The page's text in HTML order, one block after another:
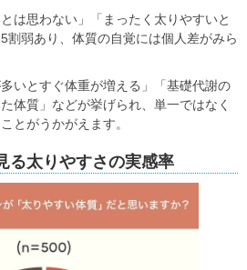
は思わない」「まったく太りやすいと
割弱あり、体質の自覚には個人差がみら
いとすぐ体重が増える」「基礎代謝の
体質」などが挙げられ、単一ではなく
とがうかがえます。
る太りやすさの実感率